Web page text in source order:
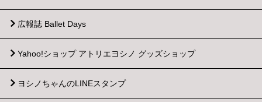
広報誌 Ballet Days
Yahoo!ショップ アトリエヨシノ グッズショップ
ヨシノちゃんのLINEスタンプ